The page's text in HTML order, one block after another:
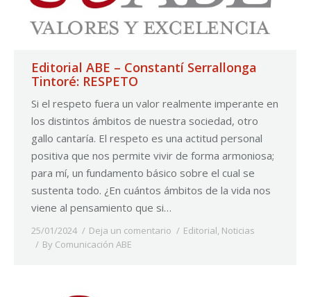
Editorial ABE – Constantí Serrallonga
Tintoré: RESPETO
Si el respeto fuera un valor realmente imperante en
los distintos ámbitos de nuestra sociedad, otro
gallo cantaría. El respeto es una actitud personal
positiva que nos permite vivir de forma armoniosa;
para mí, un fundamento básico sobre el cual se
sustenta todo. ¿En cuántos ámbitos de la vida nos
viene al pensamiento que si…
25/01/2024 Deja un comentario Editorial, Noticias
By Comunicación ABE